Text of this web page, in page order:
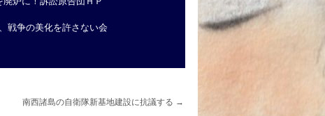
戦争の美化を許さない会
南西諸島の自衛隊新基地建設に抗議する →